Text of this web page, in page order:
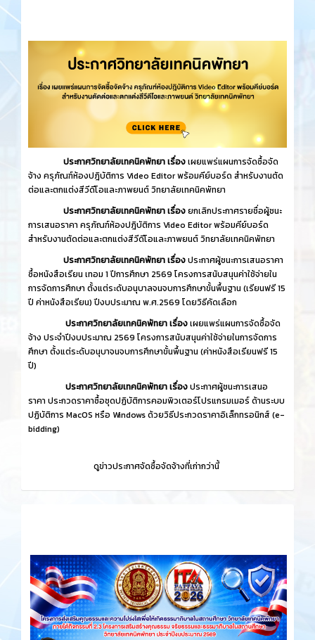
ประกาศวิทยาลัยเทคนิคพัทยา เรื่องเผยแพร่แผนการจัดซื้อจัด
จ้าง ครุภัณฑ์ห้องปฎิบัติการ Video Editor พร้อมคีย์บอร์ด สำหรับงานตัด
ต่อและตกแต่งสีวีดีโอและภาพยนต์ วิทยาลัยเทคนิคพัทยา
ประกาศวิทยาลัยเทคนิคพัทยา เรื่องยกเลิกประกาศรายชื่อผู้ชนะ
การเสนอราคา ครุภัณฑ์ห้องปฎิบัติการ Video Editor พร้อมคีย์บอร์ด
สำหรับงานตัดต่อและตกแต่งสีวีดีโอและภาพยนต์ วิทยาลัยเทคนิคพัทยา
ประกาศวิทยาลัยเทคนิคพัทยา เรื่องประกาศผู้ชนะการเสนอราคา
ซื้อหนังสือเรียน เทอม 1 ปีการศึกษา 2569 โครงการสนับสนุนค่าใช้จ่ายใน
การจัดการศึกษา ตั้งแต่ระดับอนุบาลจนจบการศึกษาขั้นพื้นฐาน (เรียนฟรี 15
ปี ค่าหนังสือเรียน) ปีงบประมาณ พ.ศ.2569 โดยวิธีคัดเลือก
ประกาศวิทยาลัยเทคนิคพัทยา เรื่องเผยแพร่แผนการจัดซื้อจัด
จ้าง ประจำปีงบประมาณ 2569 โครงการสนับสนุนค่าใช้จ่ายในการจัดการ
ศึกษา ตั้งแต่ระดับอนุบาจนจบการศึกษาขั้นพื้นฐาน (ค่าหนังสือเรียนฟรี 15
ปี)
ประกาศวิทยาลัยเทคนิคพัทยา เรื่องประกาศผู้ชนะการเสนอ
ราคา ประกวดราคาซื้อชุดปฏิบัติการคอมพิวเตอร์โปรแกรมเมอร์ ด้านระบบ
ปฏิบัติการ MacOS หรือ Windows ด้วยวิธีประกวดราคาอิเล็กทรอนิกส์ (e-
bidding)
ดูข่าวประกาศจัดซื้อจัดจ้างที่เก่ากว่านี้